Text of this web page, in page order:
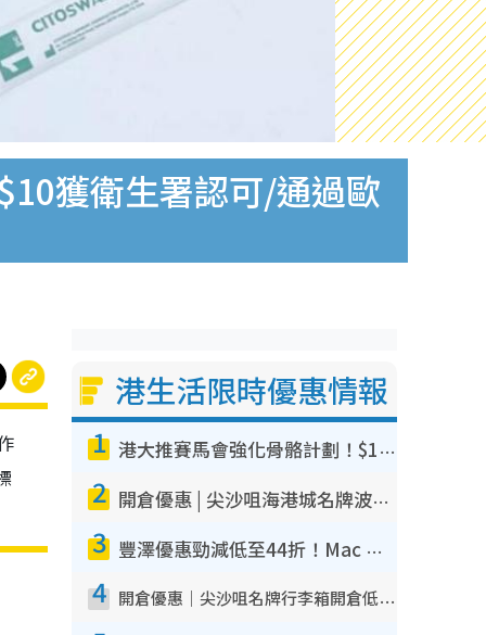
獲衛生署認可/通過歐
港生活限時優惠情報
1 港大推賽馬會強化骨骼計劃！$100骨質密度X光檢查 完成免費運動訓練送超市禮券！附參加資格
2 開倉優惠 | 尖沙咀海港城名牌波鞋開倉低至1折！On鞋$899起／Joy&Peace鞋履$98起
3 豐澤優惠勁減低至44折！Mac mini/iPhone17Pro大減價！廚房家電$220起
4 開倉優惠｜尖沙咀名牌行李箱開倉低至4折！一連5日 American Tourister/ace./Hallmark $200起！